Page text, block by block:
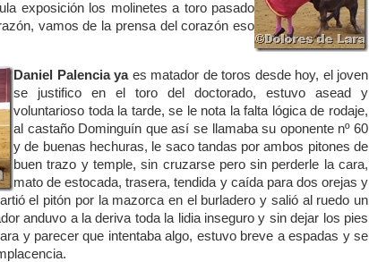
exposición los molinetes a toro pasado
vamos de la prensa del corazón eso
Daniel Palenciayaes matador de toros desde hoy, el joven
se justifico en el toro del doctorado, estuvo asead y
voluntarioso toda la tarde, se le nota la falta lógica de rodaje,
al castaño Dominguín que así se llamaba su oponente nº 60
y de buenas hechuras, le saco tandas por ambos pitones de
buen trazo y temple, sin cruzarse pero sin perderle la cara,
mato de estocada, trasera, tendida y caída para dos orejas y
el pitón por la mazorca en el burladero y salió al ruedo un
anduvo a la deriva toda la lidia inseguro y sin dejar los pies
y parecer que intentaba algo, estuvo breve a espadas y se